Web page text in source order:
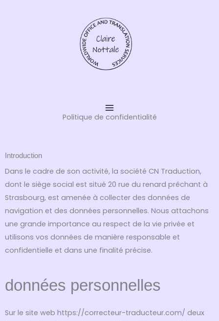
Politique de confidentialité
Introduction
Dans le cadre de son activité, la société CN Traduction,
dont le siège social est situé 20 rue du renard prêchant à
Strasbourg, est amenée à collecter des données de
navigation et des données personnelles. Nous attachons
une grande importance au respect de la vie privée et
utilisons vos données de manière responsable et
confidentielle et dans une finalité précise.
données personnelles
Sur le site web https://correcteur-traducteur.com/ deux